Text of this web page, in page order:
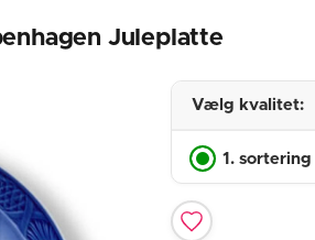
Juleplatte
Vælg kvalitet:
1. sortering